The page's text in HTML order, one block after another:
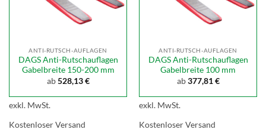
ANTI-RUTSCH-AUFLAGEN
DAGS Anti-Rutschauflagen
Gabelbreite 150-200 mm
ab528,13€
exkl. MwSt.
Kostenloser Versand
ANTI-RUTSCH-AUFLAGEN
DAGS Anti-Rutschauflagen
Gabelbreite 100 mm
ab377,81€
exkl. MwSt.
Kostenloser Versand